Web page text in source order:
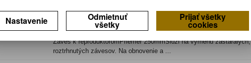
Hmotnosť balenia:0,011 kg
2220291900058
Záves k reproduktoromPriemer 250mmSlúži na výmenu zastaralých,
roztrhnutých závesov. Na obnovenie a ...
Nastavenie Odmietnuť
všetky
Prijať všetky
cookies